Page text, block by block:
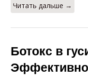
Читать дальше →
Ботокс в